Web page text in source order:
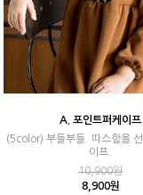
A. 포인트퍼케이프
(5color) 부들부들. 따스함을 선
이프.
10,900원
8,900원